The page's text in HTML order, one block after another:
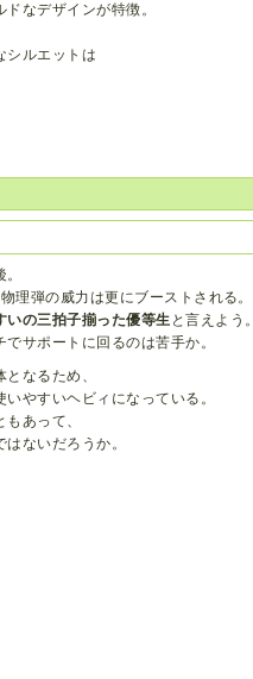
なデザインが特徴。
シルエットは
理弾の威力は更にブーストされる。
いの三拍子揃った優等生 と言えよう。
サポートに回るのは苦手か。
なるため、
やすいヘビィになっている。
あって、
ないだろうか。